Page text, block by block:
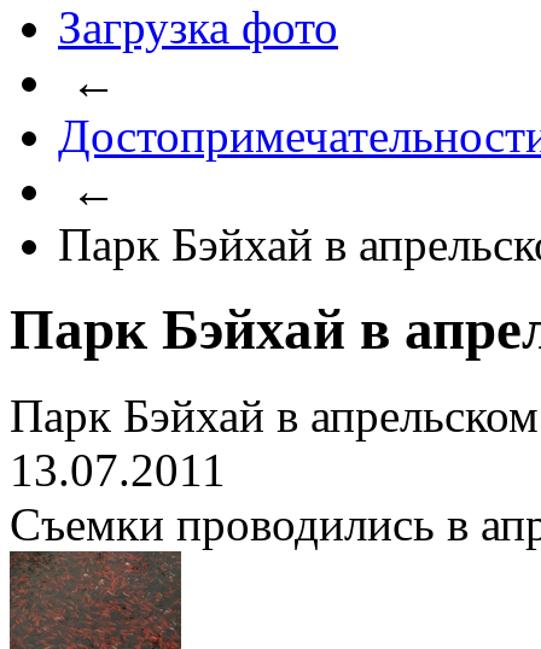
Загрузка фото
←
←
Парк Бэйхай в
Парк Бэйхай в
Парк Бэйхай в
13.07.2011
Съемки проводились в